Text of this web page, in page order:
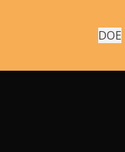
DOE